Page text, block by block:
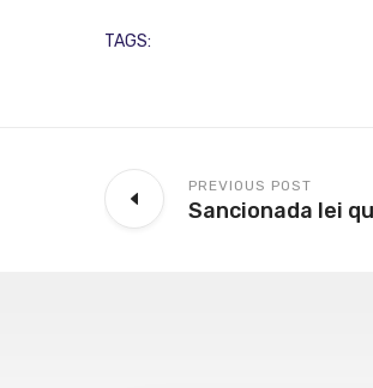
TAGS:
PREVIOUS POST